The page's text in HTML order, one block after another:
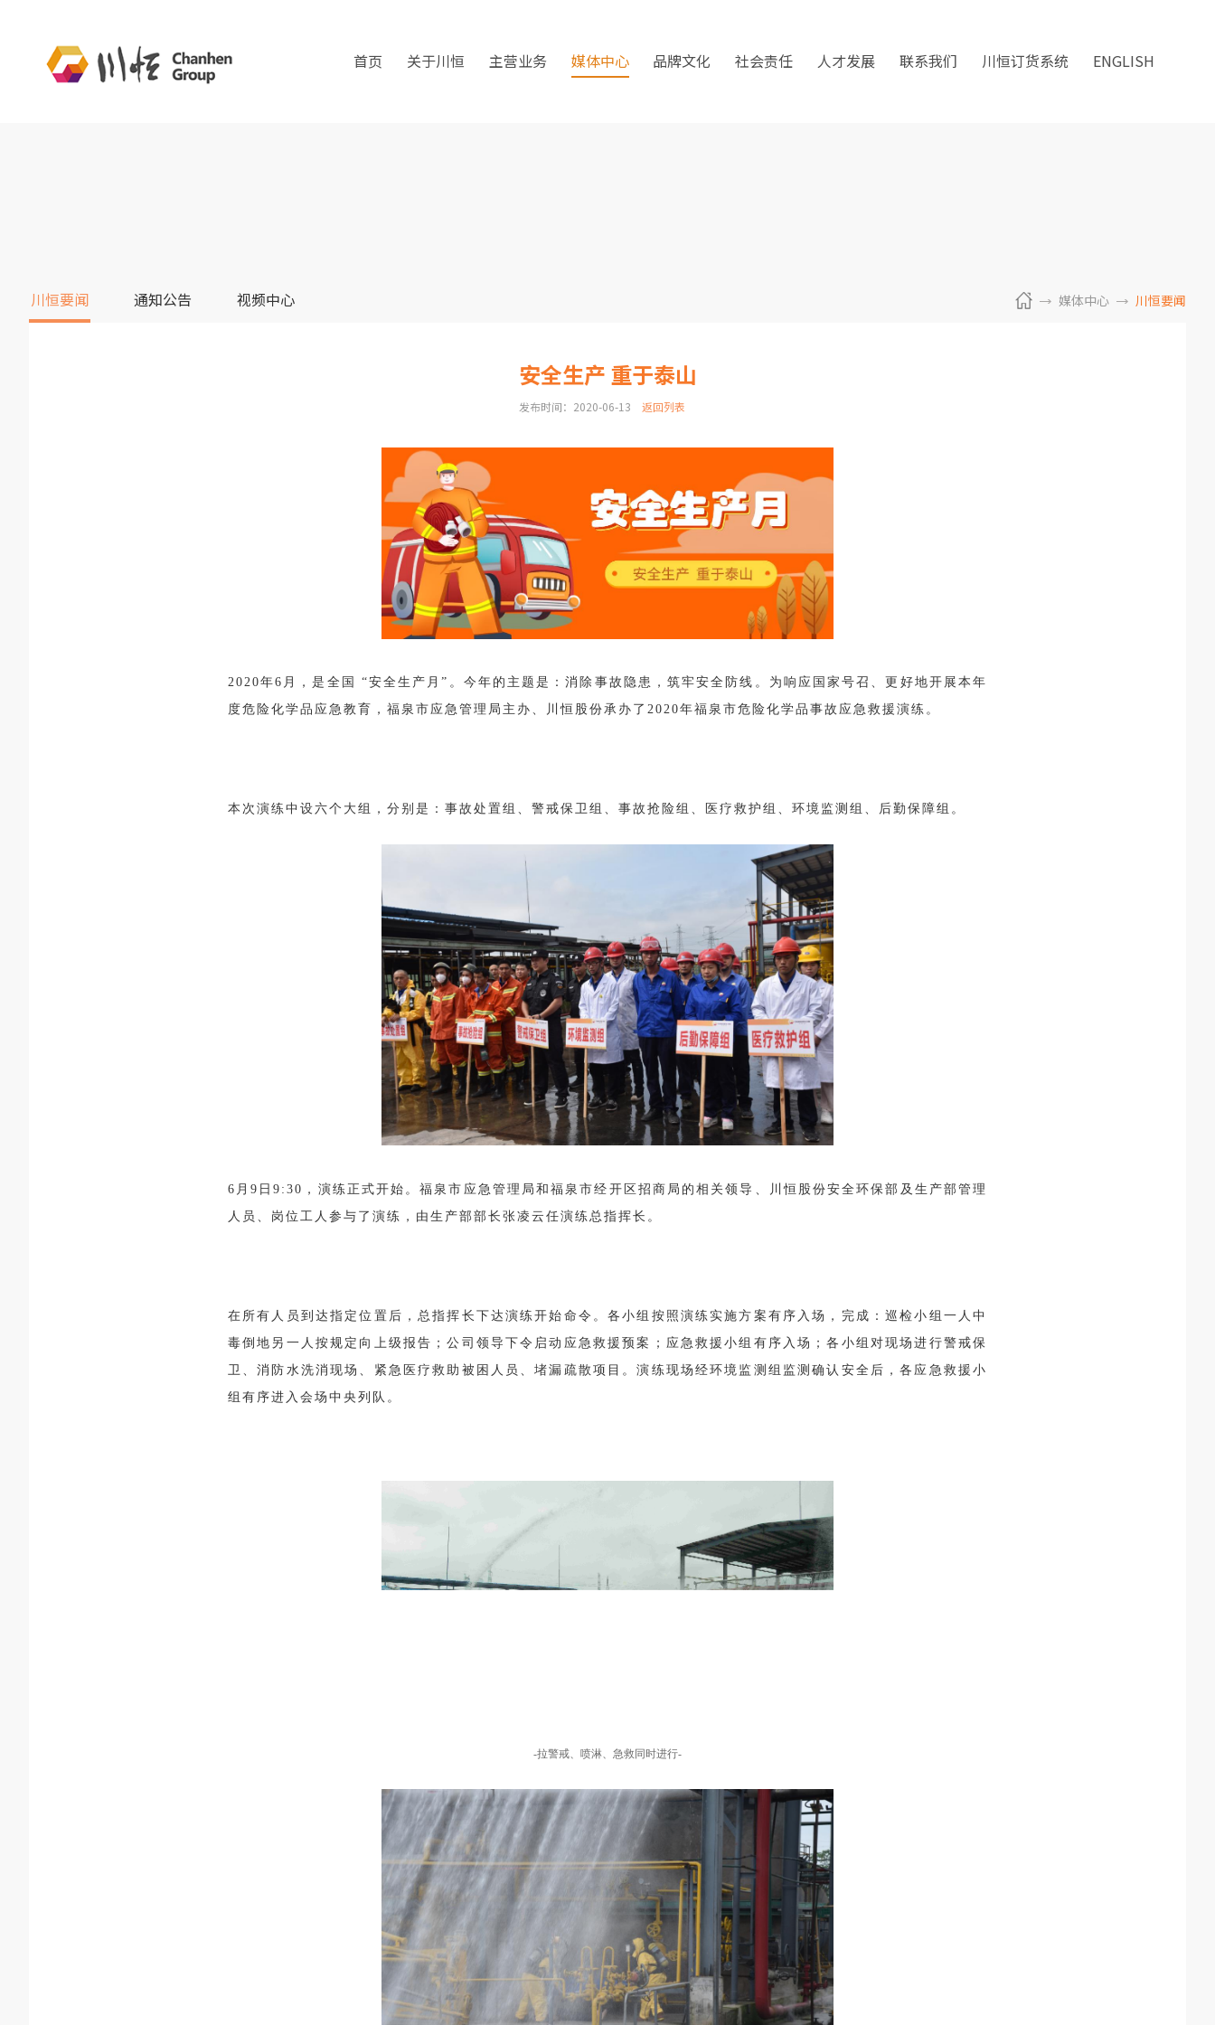
首页 关于川恒 主营业务 媒体中心 品牌文化 社会责任 人才发展 联系我们 川恒订货系统 ENGLISH
川恒要闻 通知公告 视频中心 媒体中心 川恒要闻
安全生产 重于泰山
发布时间：2020-06-13 返回列表
2020年6月，是全国 “安全生产月”。今年的主题是：消除事故隐患，筑牢安全防线。为响应国家号召、更好地开展本年
度危险化学品应急教育，福泉市应急管理局主办、川恒股份承办了2020年福泉市危险化学品事故应急救援演练。
本次演练中设六个大组，分别是：事故处置组、警戒保卫组、事故抢险组、医疗救护组、环境监测组、后勤保障组。
6月9日9:30，演练正式开始。福泉市应急管理局和福泉市经开区招商局的相关领导、川恒股份安全环保部及生产部管理
人员、岗位工人参与了演练，由生产部部长张凌云任演练总指挥长。
在所有人员到达指定位置后，总指挥长下达演练开始命令。各小组按照演练实施方案有序入场，完成：巡检小组一人中
毒倒地另一人按规定向上级报告；公司领导下令启动应急救援预案；应急救援小组有序入场；各小组对现场进行警戒保
卫、消防水洗消现场、紧急医疗救助被困人员、堵漏疏散项目。演练现场经环境监测组监测确认安全后，各应急救援小
组有序进入会场中央列队。
-拉警戒、喷淋、急救同时进行-